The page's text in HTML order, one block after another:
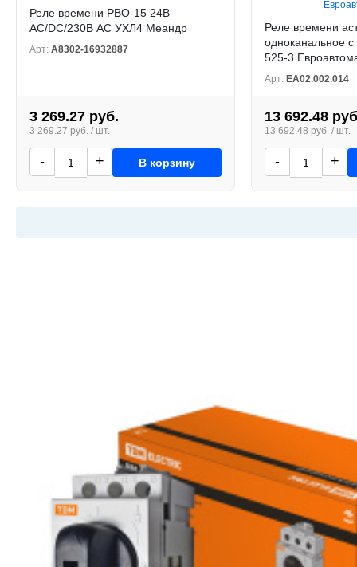
Реле времени РВО-15 24В
AC/DC/230В AC УХЛ4 Меандр
Арт: A8302-16932887
3 269.27 руб.
3 269.27 руб. / шт.
- + В корзину
Реле времени
одноканальное
525-3
Арт: EA02.002.014
13 692.48
13 692.48 руб. / шт.
- +